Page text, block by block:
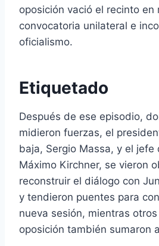
oposición vació el recinto en
convocatoria unilateral e
oficialismo.
Etiquetado
Después de ese episodio,
midieron fuerzas, el
baja, Sergio Massa, y el jefe
Máximo Kirchner, se vieron
reconstruir el diálogo con
y tendieron puentes para
nueva sesión, mientras
oposición también sumaron